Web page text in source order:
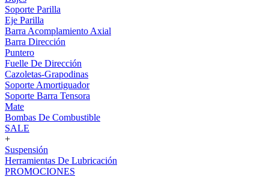
Soporte Parilla
Eje Parilla
Barra Acomplamiento Axial
Barra Dirección
Puntero
Fuelle De Dirección
Cazoletas-Grapodinas
Soporte Amortiguador
Soporte Barra Tensora
Mate
Bombas De Combustible
SALE
+
Suspensión
Herramientas De Lubricación
PROMOCIONES